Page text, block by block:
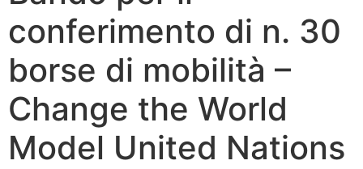
conferimento di n. 30
borse di mobilità –
Change the World
Model United Nations